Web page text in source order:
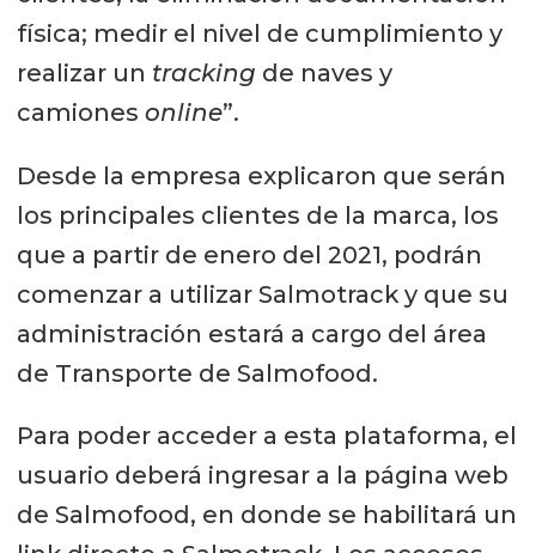
física; medir el nivel de cumplimiento y
realizar un tracking de naves y
camiones online”.
Desde la empresa explicaron que serán
los principales clientes de la marca, los
que a partir de enero del 2021, podrán
comenzar a utilizar Salmotrack y que su
administración estará a cargo del área
de Transporte de Salmofood.
Para poder acceder a esta plataforma, el
usuario deberá ingresar a la página web
de Salmofood, en donde se habilitará un